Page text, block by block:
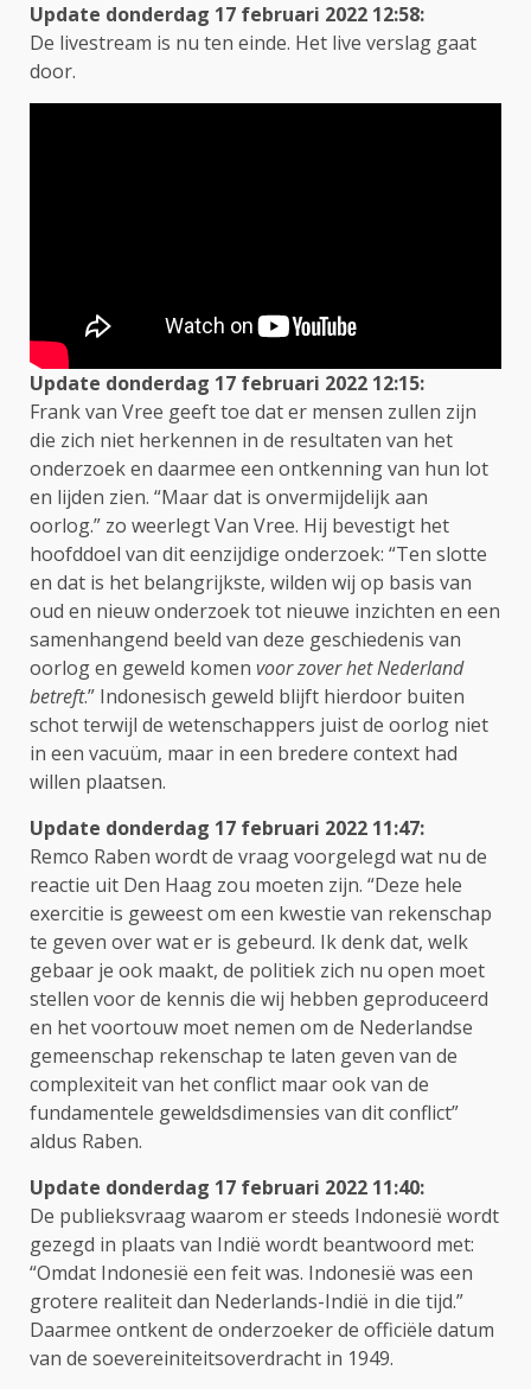
Update donderdag 17 februari 2022 12:58:
De livestream is nu ten einde. Het live verslag gaat
door.
Update donderdag 17 februari 2022 12:15:
Frank van Vree geeft toe dat er mensen zullen zijn
die zich niet herkennen in de resultaten van het
onderzoek en daarmee een ontkenning van hun lot
en lijden zien. “Maar dat is onvermijdelijk aan
oorlog.” zo weerlegt Van Vree. Hij bevestigt het
hoofddoel van dit eenzijdige onderzoek: “Ten slotte
en dat is het belangrijkste, wilden wij op basis van
oud en nieuw onderzoek tot nieuwe inzichten en een
samenhangend beeld van deze geschiedenis van
oorlog en geweld komen voor zover het Nederland
betreft.” Indonesisch geweld blijft hierdoor buiten
schot terwijl de wetenschappers juist de oorlog niet
in een vacuüm, maar in een bredere context had
willen plaatsen.
Update donderdag 17 februari 2022 11:47:
Remco Raben wordt de vraag voorgelegd wat nu de
reactie uit Den Haag zou moeten zijn. “Deze hele
exercitie is geweest om een kwestie van rekenschap
te geven over wat er is gebeurd. Ik denk dat, welk
gebaar je ook maakt, de politiek zich nu open moet
stellen voor de kennis die wij hebben geproduceerd
en het voortouw moet nemen om de Nederlandse
gemeenschap rekenschap te laten geven van de
complexiteit van het conflict maar ook van de
fundamentele geweldsdimensies van dit conflict”
aldus Raben.
Update donderdag 17 februari 2022 11:40:
De publieksvraag waarom er steeds Indonesië wordt
gezegd in plaats van Indië wordt beantwoord met:
“Omdat Indonesië een feit was. Indonesië was een
grotere realiteit dan Nederlands-Indië in die tijd.”
Daarmee ontkent de onderzoeker de officiële datum
van de soevereiniteitsoverdracht in 1949.